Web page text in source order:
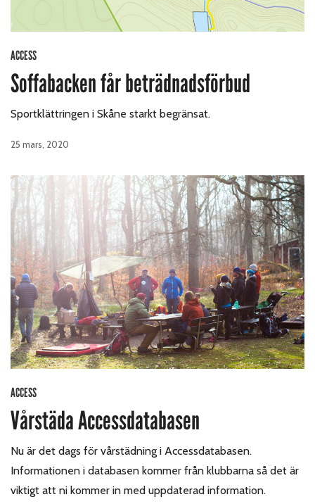
ACCESS
Soffabacken får beträdnadsförbud
Sportklättringen i Skåne starkt begränsat.
25 mars, 2020
ACCESS
Vårstäda Accessdatabasen
Nu är det dags för vårstädning i Accessdatabasen.
Informationen i databasen kommer från klubbarna så det är
viktigt att ni kommer in med uppdaterad information.